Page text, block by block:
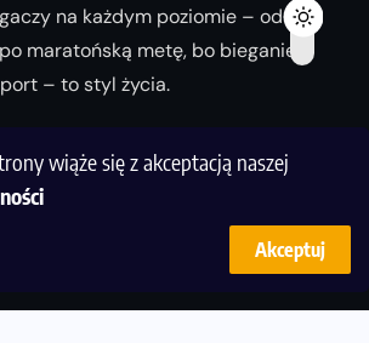
wiąże się z akceptacją naszej
Akceptuj
na każdym poziomie – od
maratońską metę, bo bieganie
– to styl życia.
swoją najlepszą wersję!